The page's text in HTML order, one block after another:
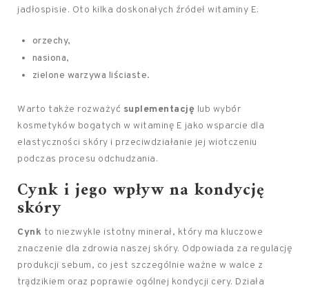
jadłospisie. Oto kilka doskonałych źródeł witaminy E:
orzechy,
nasiona,
zielone warzywa liściaste.
Warto także rozważyć suplementację lub wybór
kosmetyków bogatych w witaminę E jako wsparcie dla
elastyczności skóry i przeciwdziałanie jej wiotczeniu
podczas procesu odchudzania.
Cynk i jego wpływ na kondycję
skóry
Cynk to niezwykle istotny minerał, który ma kluczowe
znaczenie dla zdrowia naszej skóry. Odpowiada za regulację
produkcji sebum, co jest szczególnie ważne w walce z
trądzikiem oraz poprawie ogólnej kondycji cery. Działa